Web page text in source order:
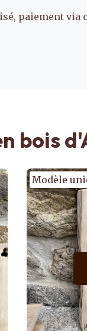
paiement via
bois
Modèle